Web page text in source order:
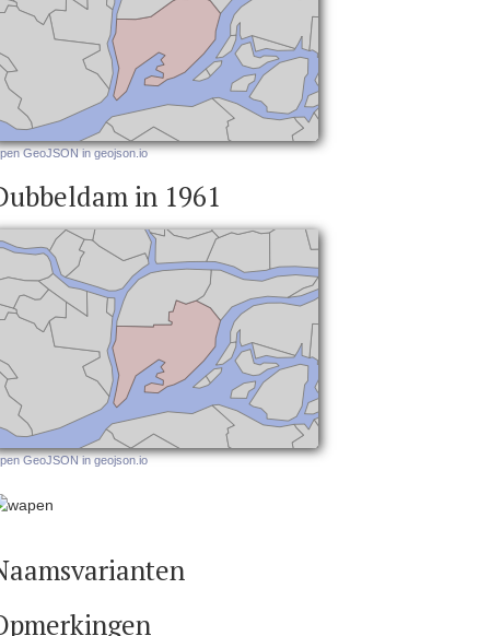
GeoJSON in geojson.io
in 1961
GeoJSON in geojson.io